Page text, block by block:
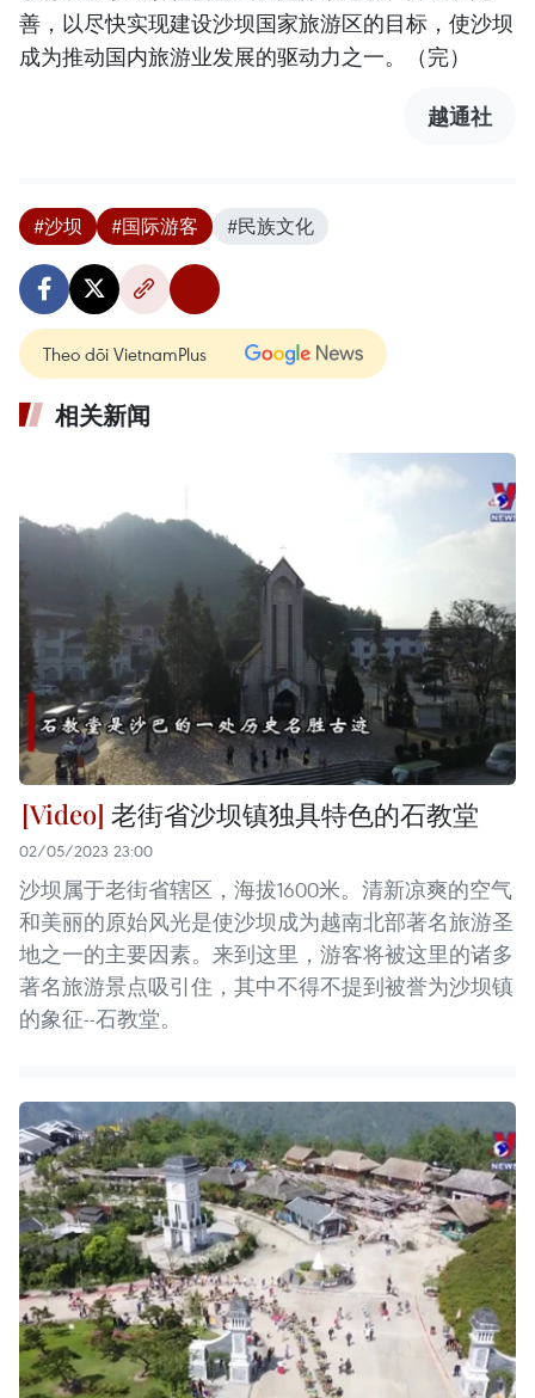
善，以尽快实现建设沙坝国家旅游区的目标，使沙坝
成为推动国内旅游业发展的驱动力之一。（完）
越通社
#沙坝 #国际游客 #民族文化
Theo dõi VietnamPlus
相关新闻
老街省沙坝镇独具特色的石教堂
02/05/2023 23:00
沙坝属于老街省辖区，海拔1600米。清新凉爽的空气
和美丽的原始风光是使沙坝成为越南北部著名旅游圣
地之一的主要因素。来到这里，游客将被这里的诸多
著名旅游景点吸引住，其中不得不提到被誉为沙坝镇
的象征--石教堂。